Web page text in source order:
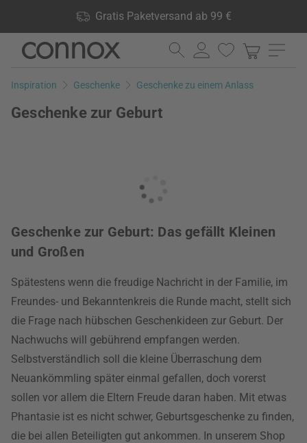
Gratis Paketversand ab 99 €
lagernd, 60 Tage Rückgaberecht
Direkt
Seiteninhalt
Direkt
Suchfeld
Inspiration Geschenke Geschenke zu einem Anlass
Geschenke zur Geburt
Geschenke zur Geburt: Das gefällt Kleinen
und Großen
Spätestens wenn die freudige Nachricht in der Familie, im
Freundes- und Bekanntenkreis die Runde macht, stellt sich
die Frage nach hübschen Geschenkideen zur Geburt. Der
Nachwuchs will gebührend empfangen werden.
Selbstverständlich soll die kleine Überraschung dem
Neuankömmling später einmal gefallen, doch vorerst
sollen vor allem die Eltern Freude daran haben. Mit etwas
Phantasie ist es nicht schwer, Geburtsgeschenke zu finden,
die bei allen Beteiligten gut ankommen. In unserem Shop